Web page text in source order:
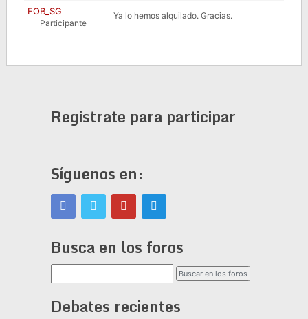
FOB_SG
Participante
Ya lo hemos alquilado. Gracias.
Registrate para participar
Síguenos en:
Busca en los foros
Debates recientes